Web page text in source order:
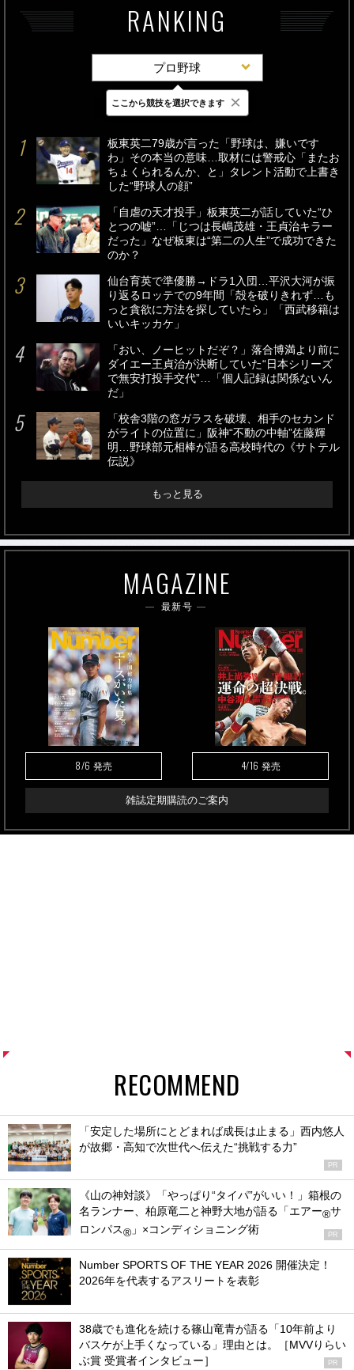
RANKING
プロ野球
最新 24時間 週間
板東英二79歳が言った「野球は、嫌いです
わ」その本当の意味…取材には警戒心「またお
ちょくられるんか、と」タレント活動で上書き
した“野球人の顔”
「自虐の天才投手」板東英二が話していた“ひ
とつの嘘”…「じつは長嶋茂雄・王貞治キラー
だった」なぜ板東は“第二の人生”で成功できた
のか？
仙台育英で準優勝→ドラ1入団…平沢大河が振
り返るロッテでの9年間「殻を破りきれず…も
っと貪欲に方法を探していたら」「西武移籍は
いいキッカケ」
「おい、ノーヒットだぞ？」落合博満より前に
ダイエー王貞治が決断していた“日本シリーズ
で無安打投手交代”…「個人記録は関係ないん
だ」
「校舎3階の窓ガラスを破壊、相手のセカンド
がライトの位置に」阪神“不動の中軸”佐藤輝
明…野球部元相棒が語る高校時代の《サトテル
伝説》
もっと見る
MAGAZINE
最新号
8/6 発売 4/16 発売
雑誌定期購読のご案内
RECOMMEND
「安定した場所にとどまれば成長は止まる」西内悠人
が故郷・高知で次世代へ伝えた“挑戦する力”
PR
《山の神対談》「やっぱり“タイパ”がいい！」箱根の
名ランナー、柏原竜二と神野大地が語る「エアー®サ
ロンパス® 」×コンディショニング術 PR
Number SPORTS OF THE YEAR 2026 開催決定！
2026年を代表するアスリートを表彰
38歳でも進化を続ける篠山竜青が語る「10年前より
バスケが上手くなっている」理由とは。［MVVりらい
ぶ賞 受賞者インタビュー］
PR
ここから競技を選択できます ×